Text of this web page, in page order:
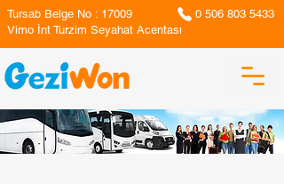
Tursab Belge No : 17009
0 506 803 5433
Vimo İnt Turzim Seyahat Acentası